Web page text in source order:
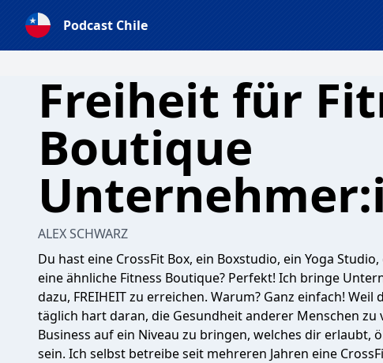
Podcast Chile
Freiheit für
Boutique
ALEX SCHWARZ
Du hast eine CrossFit Box, ein Boxstudio, ein Yoga
eine ähnliche Fitness Boutique? Perfekt! Ich bringe
dazu, FREIHEIT zu erreichen. Warum? Ganz einfach!
täglich hart daran, die Gesundheit anderer Menschen zu
Business auf ein Niveau zu bringen, welches dir erlaubt,
sein. Ich selbst betreibe seit mehreren Jahren eine